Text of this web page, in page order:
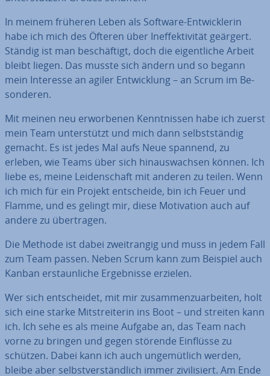
In meinem früheren Leben als Software-Ent­wick­le­rin
habe ich mich des Öfteren über In­ef­fek­ti­vi­tät geärgert.
Ständig ist man be­schäf­tigt, doch die ei­gent­li­che Arbeit
bleibt liegen. Das musste sich ändern und so begann
mein Interesse an agiler Ent­wick­lung – an Scrum im Be­
son­de­ren.
Mit meinen neu er­wor­be­nen Kennt­nis­sen habe ich zuerst
mein Team un­ter­stützt und mich dann selbst­stän­dig
gemacht. Es ist jedes Mal aufs Neue spannend, zu
erleben, wie Teams über sich hin­aus­wach­sen können. Ich
liebe es, meine Lei­den­schaft mit anderen zu teilen. Wenn
ich mich für ein Projekt ent­schei­de, bin ich Feuer und
Flamme, und es gelingt mir, diese Mo­ti­va­ti­on auch auf
andere zu über­tra­gen.
Die Methode ist dabei zweit­ran­gig und muss in jedem Fall
zum Team passen. Neben Scrum kann zum Beispiel auch
Kanban er­staun­li­che Er­geb­nis­se erzielen.
Wer sich ent­schei­det, mit mir zu­sam­men­zu­ar­bei­ten, holt
sich eine starke Mit­strei­te­rin ins Boot – und streiten kann
ich. Ich sehe es als meine Aufgabe an, das Team nach
vorne zu bringen und gegen störende Einflüsse zu
schützen. Dabei kann ich auch un­ge­müt­lich werden,
bleibe aber selbst­ver­ständ­lich immer zi­vi­li­siert. Am Ende